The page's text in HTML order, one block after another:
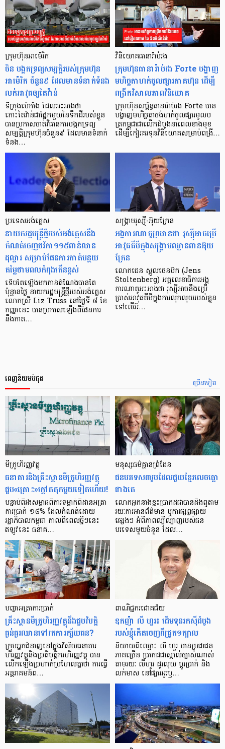
ក្រុមហ៊ុនអាម៉េរិក
ចិន បង្កកទ្រព្យសម្បត្តិរបស់ក្រុមហ៊ុន
អាម៉េរិក ចំនួន៩ ដែលមានទំនាក់ទំនង
លក់អាវុធឲ្យតៃវ៉ាន់
ទីក្រុងប៉េកាំង ដែលអះអាងថា
កោះតៃវ៉ាន់ជាផ្នែកមួយនៃទឹកដីរបស់ខ្លួន
បានប្រកាសចាត់វិធានការបង្កកទ្រព្យ
សម្បត្តិក្រុមហ៊ុនចំនួន៩ ដែលមានទំនាក់
ទំនង…
វិនិយោគធានារ៉ាប់រង
ក្រុមហ៊ុនធានារ៉ាប់រង Forte បង្ហាញ
មហិច្ឆតាហក់ចូលផ្សារភាគហ៊ុន ដើម្បី
ពង្រីកវិសាលភាពវិនិយោគ
ក្រុមហ៊ុនសម្ព័ន្ធធានារ៉ាប់រង Forte បាន
បង្ហាញមហិច្ឆតាចង់ហក់ចូលផ្សារមូលប
ត្រកម្ពុជាជាលើកដំបូងនាពេលខាងមុខ
ដើម្បីកៀរគរទុនវិនិយោគសម្រាប់ពង្រី…
ប្រទេសអង់គ្លេស
នាយករដ្ឋមន្ត្រីថ្មីរបស់អង់គ្លេសនឹង
កំណត់ចេញថវិកា១១៥ពាន់លាន
ដុល្លារ សម្រាប់ផែនការកាត់បន្ថយ
តម្លៃថាមពលកំពុងកើនខ្ពស់
ទើបតែឡើងមកកាន់តំណែងបានតែ
ប៉ុន្មានថ្ងៃ នាយករដ្ឋមន្ត្រីថ្មីរបស់អង់គ្លេស
លោកស្រី Liz Truss នៅថ្ងៃទី ៨ ខែ
កញ្ញានេះ បានប្រកាសឡើងពីផែនការ
នឹងកាត…
សង្គ្រាមរុស្ស៊ី-អ៊ុយក្រែន
អង្គការណាតូព្រមានថា រុស្ស៊ីអាចប្រើ
អាវុធគីមីក្នុងសង្គ្រាមឈ្លានពានអ៊ុយ
ក្រែន
លោកជេន ស្តូលថេនប៊ឺក (Jens
Stoltenberg) អគ្គលេខាធិការអង្គ
ការណាតូអះអាងថា រុស្ស៊ីអាចនឹងប្រើ
ប្រាស់អាវុធគីមីក្នុងការលុកលុយរបស់ខ្លួន
ទៅលើអ៊…
ច្រើនទៀត
ពេញនិយមបំផុត
មីក្រូ​ហិរញ្ញវត្ថុ
ធនាគារ​និង​គ្រឹះស្ថាន​មីក្រូ​ហិរញ្ញវត្ថុ​
ជួប«គ្រោះ»ក្តៅ​គគុក​មួយ​ទៀត​ហើយ!
បន្ទាប់​ពី​រង​សម្ពាធ​​ពី​ការ​ទម្លាក់​ពិដាន​អត្រា​
ការ​ប្រាក់ ១៨​% ដែល​កំណត់​ដោយ​
រដ្ឋាភិបាល​កម្ពុជា កាល​ពី​ពេល​ថ្មីៗ​នេះ
ឥឡូវ​នេះ ធនាគ…
មនុស្ស​ធម៌​គ្មាន​ព្រំដែន
ជន​បរទេស​៣​រូប​ដែល​ជួយ​ខ្មែរ​លេច​ធ្លោ​
ជាង​គេ
លោកអ្នក​នាង​ខ្លះ​ប្រាកដ​ជា​បាន​​ដឹង​ឮ​តាម​
រយៈ​ការ​អាន​ព័ត៌មាន ឬ​ការ​ផ្សព្វផ្សាយ​
ផ្សេងៗ អំពី​ភាព​ល្បីល្បាញ​របស់​ជន​
បរទេស​មួយ​ចំនួន ដែល…
បញ្ហា​អត្រា​ការប្រាក់
គ្រឹះស្ថាន​មីក្រូ​ហិរញ្ញវត្ថុ​នឹង​ជួប​វិបត្តិ​
ធ្ងន់ធ្ងរ​ឈាន​ទៅ​រក​ការ​ក្ស័យធន?
ក្រុម​អ្នក​ជំនាញ​នៅ​ក្នុង​វិស័យ​ធនាគារ
ហិរញ្ញវត្ថុ​និង​ប្រតិបត្តិករ​ហិរញ្ញ​វត្ថុ បាន​​
លើក​ឡើង​ប្រហាក់​ប្រហែល​គ្នា​ថា ការ​ធ្វើ​
អន្តរាគមន៍​ព…
ពាណិជ្ជករជោគជ័យ
ឧកញ៉ា លី ហួរ៖ ដើមទុនរកស៊ីដំបូង
របស់ខ្ញុំកើតចេញពីជ្រូក១ក្បាល
និយាយ​ពី​ឈ្មោះ លី ហួរ មាន​ប្រជាជន​
ភាគ​ច្រើន ប្រាកដ​ជា​ស្គាល់​ច្បាស់​ណាស់
តាមរយៈ លីហួរ ដូរ​លុយ ប្តូរ​បា្រក់ និង​
លក់​មាស នៅ​ផ្សារ​អូរ​ឫ…